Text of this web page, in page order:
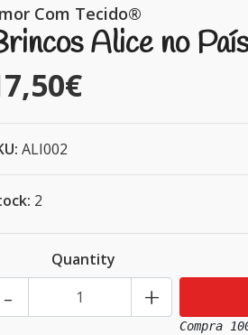
Com Tecido®
Alice no
ALI002
2
Quantity
+
-
Compra